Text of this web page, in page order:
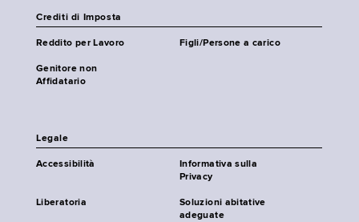
Crediti di Imposta
Reddito per Lavoro Figli/Persone a carico
Genitore non
Affidatario
Legale
Accessibilità
Informativa sulla
Privacy
Liberatoria
Soluzioni abitative
adeguate